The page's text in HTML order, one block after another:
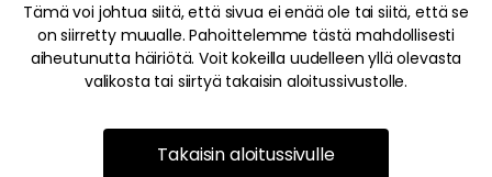
Tämä voi johtua siitä, että sivua ei enää ole tai siitä, että se
on siirretty muualle. Pahoittelemme tästä mahdollisesti
aiheutunutta häiriötä. Voit kokeilla uudelleen yllä olevasta
valikosta tai siirtyä takaisin aloitussivustolle.
Takaisin aloitussivulle